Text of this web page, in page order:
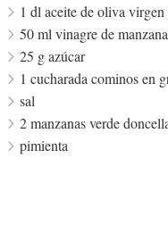
1 dl aceite de oliva virgen
50 ml vinagre de manzana
25 g azúcar
1 cucharada cominos en
sal
2 manzanas verde
pimienta